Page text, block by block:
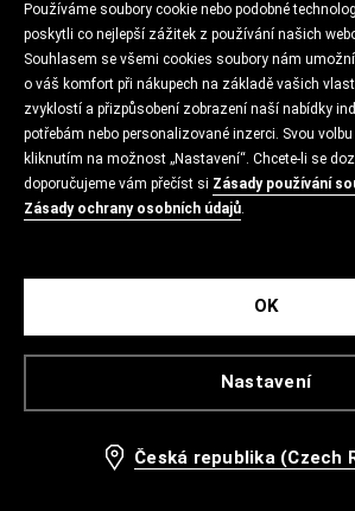
Používáme soubory cookie nebo podobné
poskytli co nejlepší zážitek z používání našich
Souhlasem se všemi cookies soubory nám
o váš komfort při nákupech na základě vašich
zvyklostí a přizpůsobení zobrazení naší nabídky
potřebám nebo personalizované inzerci. Svou
kliknutím na možnost „Nastavení“. Chcete-li se
doporučujeme vám přečíst si Zásady používání
Zásady ochrany osobních údajů.
Nastavení
OK
Česká republika (Czech